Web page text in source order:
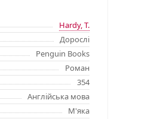
Hardy, T.
Дорослі
Penguin Books
Роман
354
Англійська мова
М'яка